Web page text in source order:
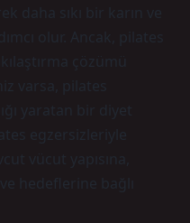
daha sıkı bir karın ve
olur. Ancak, pilates
çözümü
varsa, pilates
yaratan bir diyet
egzersizleriyle
vücut yapısına,
hedeflerine bağlı